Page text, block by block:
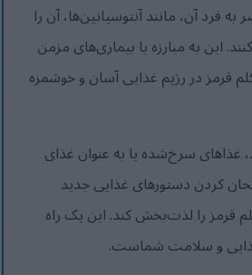
فرد آن، مانند آنتوسیانین‌ها، آن را
این به مبارزه با بیماری‌های مزمن
قرمز در رژیم غذایی آسان و خوشمزه
غذاهای سرخ‌شده یا به عنوان غذای
کردن دستورهای غذایی جدید
قرمز را لذت‌بخش کند. این یک راه
غذایی و سلامت شماست.